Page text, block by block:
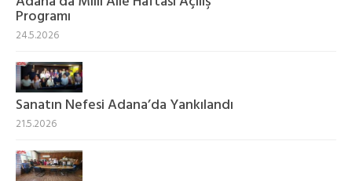
Programı
24.5.2026
Sanatın Nefesi Adana’da Yankılandı
21.5.2026